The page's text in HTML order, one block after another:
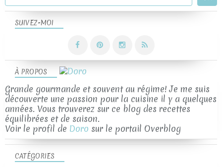
SUIVEZ-MOI
À PROPOS
Grande gourmande et souvent au régime! Je me suis
découverte une passion pour la cuisine il y a quelques
années. Vous trouverez sur ce blog des recettes
équilibrées et de saison.
Voir le profil de Doro sur le portail Overblog
CATÉGORIES